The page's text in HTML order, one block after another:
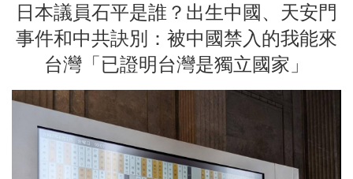
日本議員石平是誰？出生中國、天安門
事件和中共訣別：被中國禁入的我能來
台灣「已證明台灣是獨立國家」